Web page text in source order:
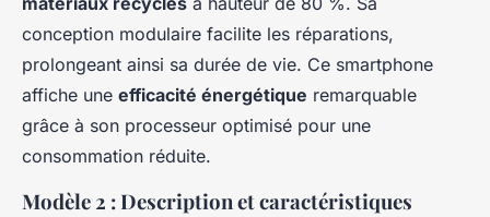
conception modulaire facilite les réparations,
prolongeant ainsi sa durée de vie. Ce smartphone
affiche une efficacité énergétique remarquable
grâce à son processeur optimisé pour une
consommation réduite.
Modèle 2 : Description et caractéristiques